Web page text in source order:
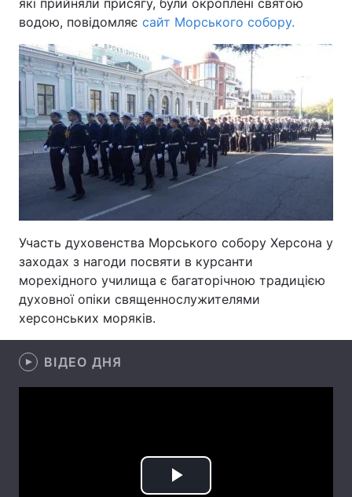
Зброя Інциденти
Здоров'я Туризм
Цікавинки Погода
Екологія Регіони
Лонгріди
Відео з Youtube Статті
Інтерв'ю
Архів Вакансії
Контакти
Послуги
які прийняли присягу, були окроплені святою
водою, повідомляє сайт Морського собору.
Участь духовенства Морського собору Херсона у
заходах з нагоди посвяти в курсанти
морехідного училища є багаторічною традицією
духовної опіки священнослужителями
херсонських моряків.
ВІДЕО ДНЯ